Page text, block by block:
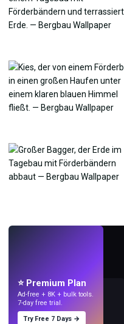
⭐ Premium Plan
Ad-free + 8K + bulk tools.
7-day free trial.
Try Free 7 Days →